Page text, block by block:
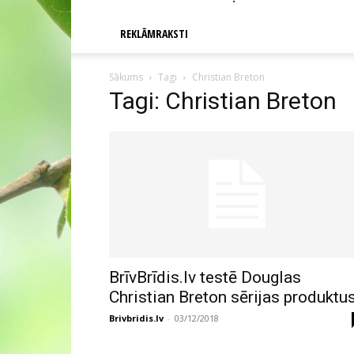
REKLĀMRAKSTI
Sākums Tagi Christian Breton
Tagi: Christian Breton
BrīvBrīdis.lv testē Douglas
Christian Breton sērijas
Brivbridis.lv - 03/12/2018